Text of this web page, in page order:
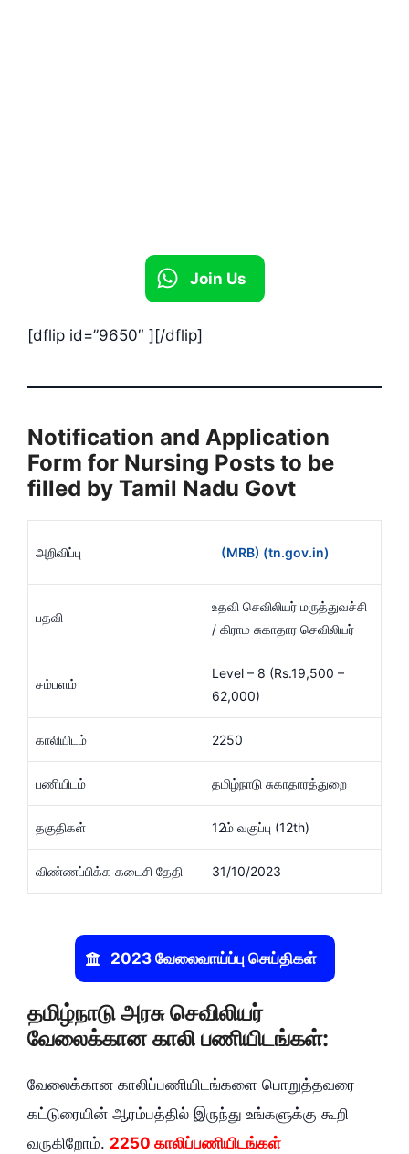
Join Us
[dflip id=”9650″ ][/dflip]
Notification and Application
Form for Nursing Posts to be
filled by Tamil Nadu Govt
அறிவிப்பு (MRB) (tn.gov.in)
பதவி
உதவி செவிலியர் மருத்துவச்சி
/ கிராம சுகாதார செவிலியர்
சம்பளம்
Level – 8 (Rs.19,500 –
62,000)
காலியிடம் 2250
பணியிடம் தமிழ்நாடு சுகாதாரத்துறை
தகுதிகள் 12ம் வகுப்பு (12th)
விண்ணப்பிக்க கடைசி தேதி 31/10/2023
2023 வேலைவாய்ப்பு செய்திகள்
தமிழ்நாடு அரசு செவிலியர்
வேலைக்கான காலி பணியிடங்கள்:
வேலைக்கான காலிப்பணியிடங்களை பொறுத்தவரை
கட்டுரையின் ஆரம்பத்தில் இருந்து உங்களுக்கு கூறி
வருகிறோம். 2250 காலிப்பணியிடங்கள்